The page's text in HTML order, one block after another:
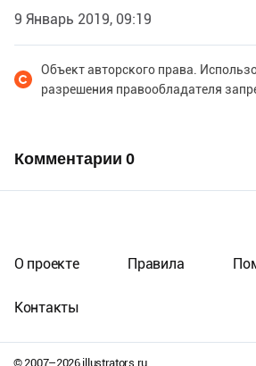
9 Январь 2019, 09:19
Объект авторского права.
разрешения правообладателя
Комментарии 0
© 2007–2026illustrators.ru
О проекте Правила
Контакты